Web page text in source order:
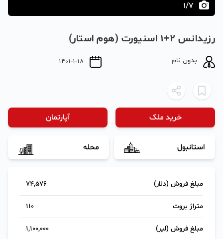
1/7
رزیدانس 2+1 اسنیورت (هوم استار)
بدون نام 1401-1-18
خرید ملک آپارتمان
استانبول محله
مبلغ فروش (دلار) 74,576
متراژ بروت 110
مبلغ فروش (لیر) 1,100,000